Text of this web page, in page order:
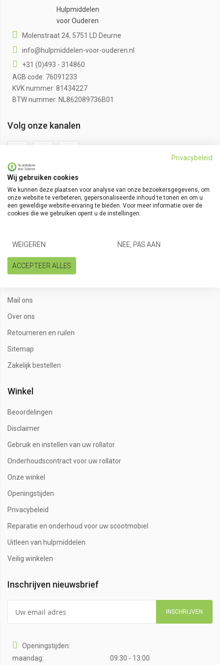
Hulpmiddelen
voor Ouderen
Molenstraat 24, 5751 LD Deurne
info@hulpmiddelen-voor-ouderen.nl
+31 (0)493 - 314860
AGB code: 76091233
KVK nummer: 81434227
BTW nummer: NL862089736B01
Volg onze kanalen
Klantenservice
Algemene voorwaarden
Bestellen en bezorgen
Garantie
Mail ons
Over ons
Retourneren en ruilen
Sitemap
Zakelijk bestellen
Winkel
Beoordelingen
Disclaimer
Gebruik en instellen van uw rollator
Onderhoudscontract voor uw rollator
Onze winkel
Openingstijden
Privacybeleid
Reparatie en onderhoud voor uw scootmobiel
Uitleen van hulpmiddelen
Veilig winkelen
Inschrijven nieuwsbrief
INSCHRIJVEN
Openingstijden:
maandag:
09:30 - 13:00
Privacybeleid
Wij gebruiken cookies
We kunnen deze plaatsen voor analyse van onze bezoekersgegevens, om
onze website te verbeteren, gepersonaliseerde inhoud te tonen en om u
een geweldige website-ervaring te bieden. Voor meer informatie over de
cookies die we gebruiken opent u de instellingen.
WEIGEREN NEE, PAS AAN
ACCEPTEER ALLES